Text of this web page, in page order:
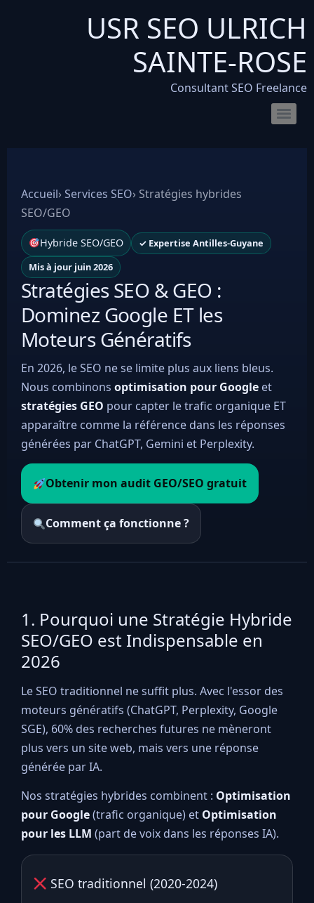
USR SEO ULRICH
SAINTE-ROSE
Consultant SEO Freelance
Accueil› Services SEO› Stratégies hybrides
SEO/GEO
Hybride SEO/GEO
✓ Expertise Antilles-Guyane
Mis à jour juin 2026
Stratégies SEO & GEO :
Dominez Google ET les
Moteurs Génératifs
En 2026, le SEO ne se limite plus aux liens bleus.
Nous combinons optimisation pour Google et
stratégies GEO pour capter le trafic organique ET
apparaître comme la référence dans les réponses
générées par ChatGPT, Gemini et Perplexity.
Obtenir mon audit GEO/SEO gratuit
Comment ça fonctionne ?
1. Pourquoi une Stratégie Hybride
SEO/GEO est Indispensable en
2026
Le SEO traditionnel ne suffit plus. Avec l'essor des
moteurs génératifs (ChatGPT, Perplexity, Google
SGE), 60% des recherches futures ne mèneront
plus vers un site web, mais vers une réponse
générée par IA.
Nos stratégies hybrides combinent : Optimisation
pour Google(trafic organique) et Optimisation
pour les LLM (part de voix dans les réponses IA).
SEO traditionnel (2020-2024)